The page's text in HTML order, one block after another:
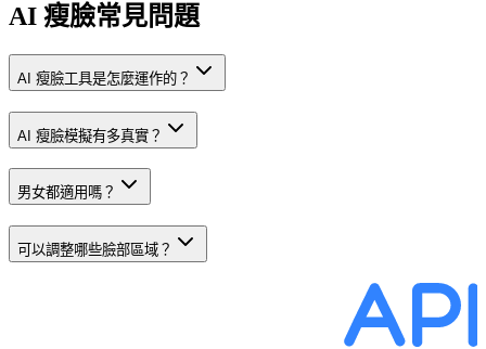
AI 瘦臉常見問題
AI 瘦臉工具是怎麼運作的？
AI 瘦臉模擬有多真實？
男女都適用嗎？
可以調整哪些臉部區域？